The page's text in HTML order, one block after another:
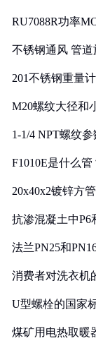
RU7088R功率
不锈钢通风 管道
201不锈钢重量
M20螺纹大径和
1-1/4 NPT螺纹
F1010E是什么
20x40x2镀锌方
抗渗混凝土中P6
法兰PN25和
消费者对洗衣机
U型螺栓的国家
煤矿用电热取暖